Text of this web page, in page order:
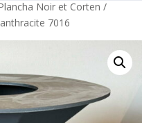
Noir et Corten /
7016